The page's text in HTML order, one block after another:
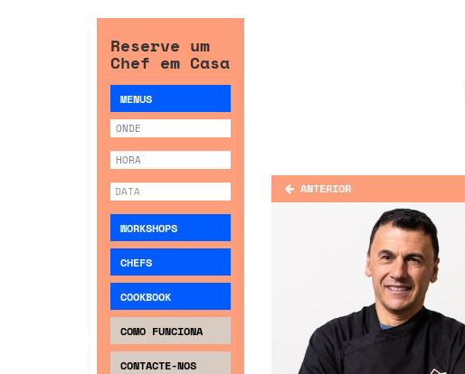
Reserve um
Chef em Casa
MENUS
WORKSHOPS
CHEFS
COOKBOOK
COMO FUNCIONA
CONTACTE-NOS
ANTERIOR